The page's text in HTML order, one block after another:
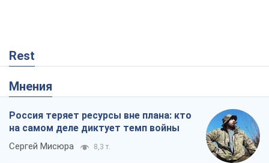
Rest
Мнения
Россия теряет ресурсы вне плана: кто
на самом деле диктует темп войны
Сергей Мисюра 8,3 т.